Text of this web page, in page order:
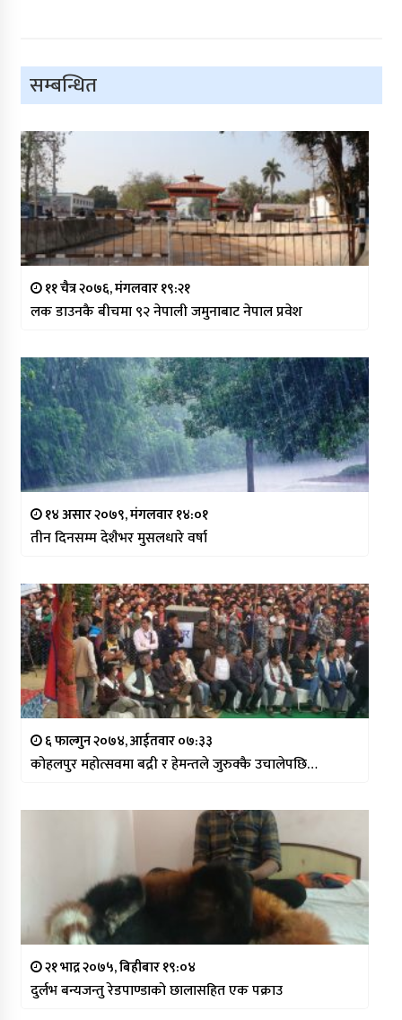
सम्बन्धित
११ चैत्र २०७६, मंगलवार १९:२१
लक डाउनकै बीचमा ९२ नेपाली जमुनाबाट नेपाल प्रवेश
१४ असार २०७९, मंगलवार १४:०१
तीन दिनसम्म देशैभर मुसलधारे वर्षा
६ फाल्गुन २०७४, आईतवार ०७:३३
कोहलपुर महोत्सवमा बद्री र हेमन्तले जुरुक्कै उचालेपछि…
२१ भाद्र २०७५, बिहीबार १९:०४
दुर्लभ बन्यजन्तु रेडपाण्डाको छालासहित एक पक्राउ